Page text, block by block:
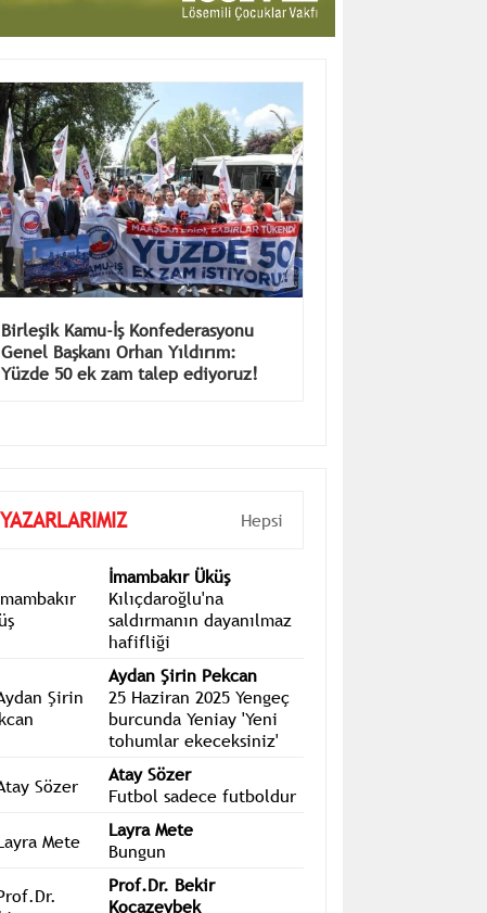
Birleşik Kamu-İş Konfederasyonu
Genel Başkanı Orhan Yıldırım:
İmambakır Üküş
Kılıçdaroğlu'na
saldırmanın dayanılmaz
hafifliği
Aydan Şirin Pekcan
25 Haziran 2025 Yengeç
burcunda Yeniay 'Yeni
tohumlar ekeceksiniz'
Atay Sözer
Futbol sadece futboldur
Layra Mete
Bungun